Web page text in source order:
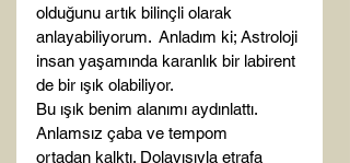
olduğunu artık bilinçli olarak
anlayabiliyorum.  Anladım ki; Astroloji
insan yaşamında karanlık bir labirent
de bir ışık olabiliyor.
Bu ışık benim alanımı aydınlattı.
Anlamsız çaba ve tempom
ortadan kalktı. Dolayısıyla etrafa